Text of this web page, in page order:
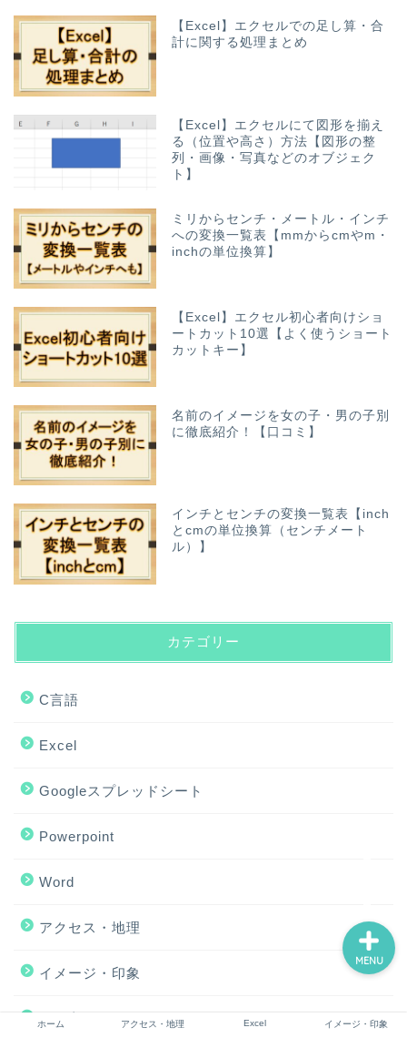
【Excel】エクセルでの足し算・合
計に関する処理まとめ
【Excel】エクセルにて図形を揃え
る（位置や高さ）方法【図形の整
列・画像・写真などのオブジェク
ト】
ミリからセンチ・メートル・インチ
への変換一覧表【mmからcmやm・
inchの単位換算】
【Excel】エクセル初心者向けショ
ートカット10選【よく使うショート
カットキー】
名前のイメージを女の子・男の子別
に徹底紹介！【口コミ】
インチとセンチの変換一覧表【inch
とcmの単位換算（センチメート
ル）】
カテゴリー
C言語
Excel
Googleスプレッドシート
Powerpoint
Word
アクセス・地理
イメージ・印象
数え方
ホーム アクセス・地理 Excel イメージ・印象
MENU